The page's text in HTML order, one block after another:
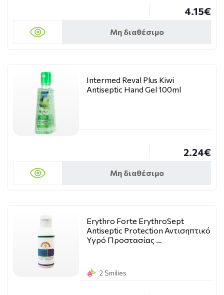
4.15€
Μη διαθέσιμο
Intermed Reval Plus Kiwi
Antiseptic Hand Gel 100ml
2.24€
Μη διαθέσιμο
Erythro Forte ErythroSept
Antiseptic Protection Αντισηπτικό
Υγρό Προστασίας …
2 Smilies